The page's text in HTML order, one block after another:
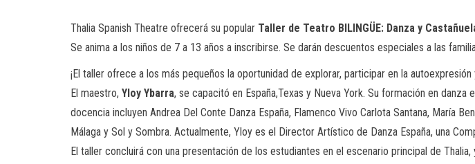
Thalia Spanish Theatre ofrecerá su popular Taller de Teatro BILINGÜE: Danza y
Se anima a los niños de 7 a 13 años a inscribirse. Se darán descuentos especiales a las
¡El taller ofrece a los más pequeños la oportunidad de explorar, participar en la
El maestro, Yloy Ybarra, se capacitó en España,Texas y Nueva York. Su formación en
docencia incluyen Andrea Del Conte Danza España, Flamenco Vivo Carlota Santana, María
Málaga y Sol y Sombra. Actualmente, Yloy es el Director Artístico de Danza España, una
El taller concluirá con una presentación de los estudiantes en el escenario principal de